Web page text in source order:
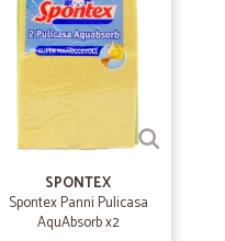
e verdura buona e di
sono fuori prezzo
SPONTEX
Spontex Panni Pulicasa
AquAbsorb x2